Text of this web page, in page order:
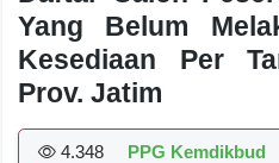
Yang Belum
Kesediaan Per
Prov. Jatim
4.348 PPG Kemdikbud